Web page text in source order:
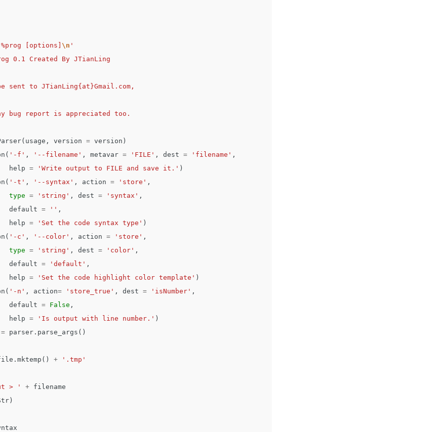
[options] \n '
0.1 Created By JTianLing
sent to JTianLing{at}Gmail.com,
bug report is appreciated too.
( usage , version = version )
( '-f' , '--filename' , metavar = 'FILE' , dest = 'filename' ,
help = 'Write output to FILE and save it.' )
( '-t' , '--syntax' , action = 'store' ,
type = 'string' , dest = 'syntax' ,
default = '' ,
help = 'Set the code syntax type' )
( '-c' , '--color' , action = 'store' ,
type = 'string' , dest = 'color' ,
default = 'default' ,
help = 'Set the code highlight color template' )
( '-n' , action= 'store_true' , dest = 'isNumber' ,
default = False ,
help = 'Is output with line number.' )
= parser . parse_args ()
. mktemp () + '.tmp'
> ' + filename
)